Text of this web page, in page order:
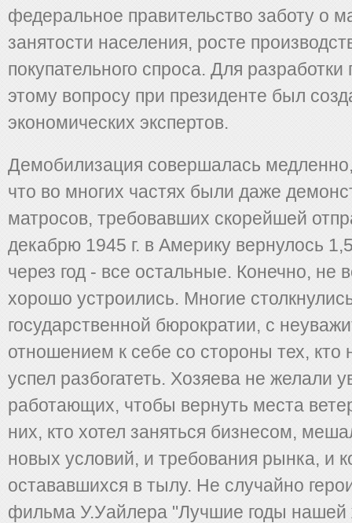
федеральное правительство заботу о
занятости населения, росте
покупательного спроса. Для разработки
этому вопросу при президенте был
экономических экспертов.
Демобилизация совершалась
что во многих частях были даже
матросов, требовавших скорейшей
декабрю 1945 г. в Америку вернулось
через год - все остальные. Конечно, не
хорошо устроились. Многие
государственной бюрократии, с
отношением к себе со стороны тех, кто
успел разбогатеть. Хозяева не желали
работающих, чтобы вернуть места
них, кто хотел заняться бизнесом,
новых условий, и требования рынка, и
остававшихся в тылу. Не случайно
фильма У.Уайлера "Лучшие годы нашей